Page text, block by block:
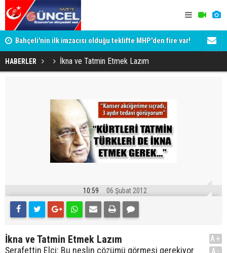
Bahçeli'nin ilk imzacısı olduğu teklifte MHP'den fire var!
İşte imzalamayan o isim
Siyaset-
HABERLER İkna ve Tatmin Etmek Lazım
10:59 06 Şubat 2012
İkna ve Tatmin Etmek Lazım
Şerafettin Elçi: Bu neslin çözümü görmesi gerekiyor
A+